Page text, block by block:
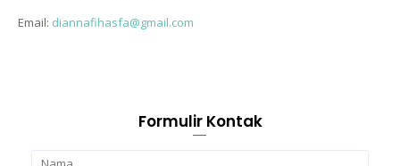
Email: diannafihasfa@gmail.com
Formulir Kontak